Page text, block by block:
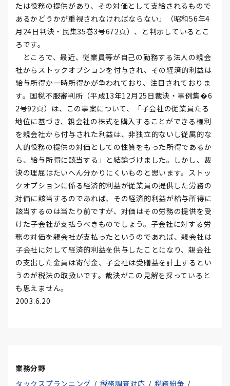
たは役務の提供があり、その対価として支給されるもので
あるかどうかが重視されなければならない」（昭和56年4
月24日判決・民集35巻3号672頁）、と判示しているとこ
ろです。
ところで、最近、従業員等が自己の勤務する法人の親会
社からストックオプションを付与され、その経済的利益は
給与所得か一時所得かが争われており、注目されておりま
す。国税不服審判所（平成13年12月25日裁決・事例集�6
2号92頁）は、この事案について、「子会社の従業員たる
地位に基づき、親会社の株式を購入することができる権利
を親会社から付与された利益は、非独立的ないし従属的な
人的役務の提供の対価としての性質をもった所得であるか
ら、給与所得に該当する」と結論づけました。しかし、裁
決の理屈はたいへん分かりにくいものと思います。ストッ
クオプションに係る経済的利益が従業員の提供した労務の
対価に該当するのであれば、その経済的利益が給与所得に
該当するのは当たり前ですが、対価はその労務の提供を受
けた子会社が支払うべきものでしょう。子会社に対する労
務の対価を親会社が支払ったというのであれば、親会社は
子会社に対して経済的利益を供与したことになり、親会社
の支出した金員は寄付金、子会社は受贈益を計上するとい
うのが税法の取扱いです。裁決がこの見解を採っていると
も思えません。
2003.6.20
業務分野
タックスプランニング
税務調査対応
税務紛争